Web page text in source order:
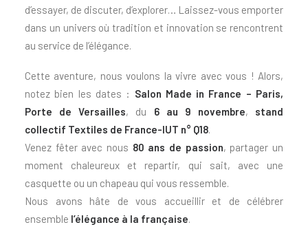
d’essayer, de discuter, d’explorer… Laissez-vous emporter
dans un univers où tradition et innovation se rencontrent
au service de l’élégance.
Cette aventure, nous voulons la vivre avec vous ! Alors,
notez bien les dates : Salon Made in France – Paris,
Porte de Versailles, du 6 au 9 novembre, stand
collectif Textiles de France-IUT n° Q18.
Venez fêter avec nous 80 ans de passion, partager un
moment chaleureux et repartir, qui sait, avec une
casquette ou un chapeau qui vous ressemble.
Nous avons hâte de vous accueillir et de célébrer
ensemble l’élégance à la française.